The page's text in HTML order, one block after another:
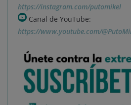
https://instagram.com/putomikel
Canal de YouTube:
https://www.youtube.com/